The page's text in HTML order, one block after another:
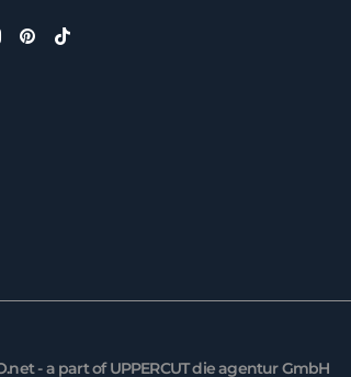
- a part of UPPERCUT die agentur GmbH